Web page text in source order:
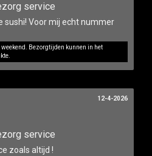
service
sushi! Voor mij echt nummer
Bezorgtijden kunnen in het
service
zoals altijd !
12-4-2026